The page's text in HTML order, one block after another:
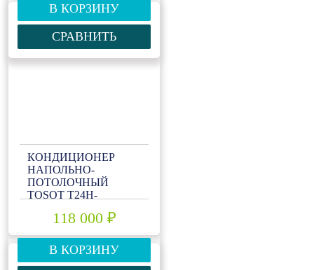
В КОРЗИНУ
СРАВНИТЬ
КОНДИЦИОНЕР
НАПОЛЬНО-
ПОТОЛОЧНЫЙ
TOSOT T24H-
118 000 ₽
В КОРЗИНУ